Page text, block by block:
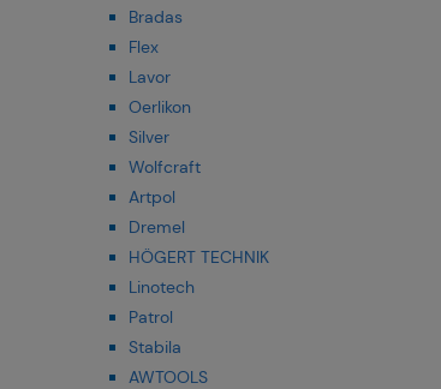
Bradas
Flex
Lavor
Oerlikon
Silver
Wolfcraft
Artpol
Dremel
HÖGERT TECHNIK
Linotech
Patrol
Stabila
AWTOOLS